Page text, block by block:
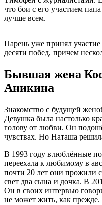
что бои с его участием
лучше всем.
Парень уже принял
десяти побед, причем
Бывшая жена
Аникина
Знакомство с будущей
Девушка была настолько
голову от любви. Он
чувствах. Но Наташа
В 1993 году влюблённые
переехала к любимому в
почти 20 лет они прожили
свет два сына и дочка. В
Он в своих интервью
не может жить, как прежде.